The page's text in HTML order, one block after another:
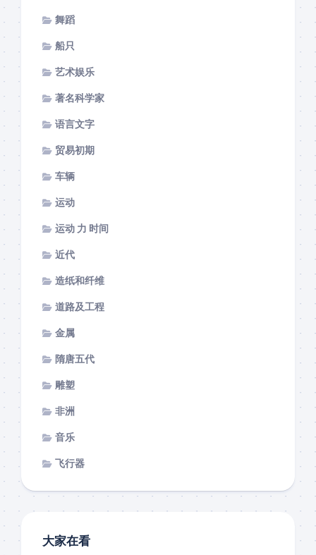
舞蹈
船只
艺术娱乐
著名科学家
语言文字
贸易初期
车辆
运动
运动 力 时间
近代
造纸和纤维
道路及工程
金属
隋唐五代
雕塑
非洲
音乐
飞行器
大家在看